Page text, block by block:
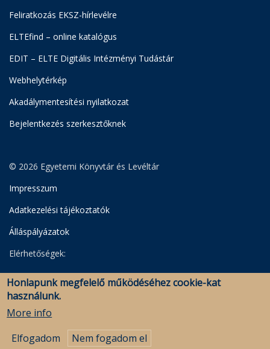
Feliratkozás EKSZ-hírlevélre
ELTEfind – online katalógus
EDIT – ELTE Digitális Intézményi Tudástár
Webhelytérkép
Akadálymentesítési nyilatkozat
Bejelentkezés szerkesztőknek
© 2026 Egyetemi Könyvtár és Levéltár
Impresszum
Adatkezelési tájékoztatók
Álláspályázatok
Elérhetőségek:
Egyetemi Könyvtár
Levéltár
Savaria Könyvtár és Levéltár (Szombathely)
Honlapunk megfelelő működéséhez cookie-kat
használunk.
More info
Elfogadom
Nem fogadom el